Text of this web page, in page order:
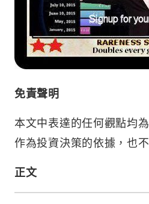
免責聲明
本文中表達的任何觀點均
作為投資決策的依據，也
正文